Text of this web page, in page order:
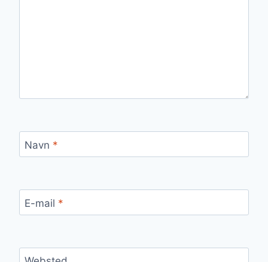
Navn *
E-mail *